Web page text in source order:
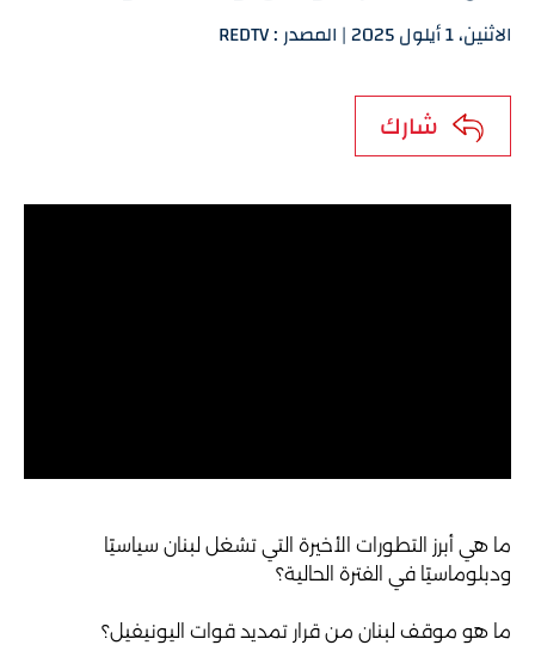
الاثنين، 1 أيلول 2025 | المصدر : REDTV
شارك
ما هي أبرز التطورات الأخيرة التي تشغل لبنان سياسيًا
ودبلوماسيًا في الفترة الحالية؟
ما هو موقف لبنان من قرار تمديد قوات اليونيفيل؟